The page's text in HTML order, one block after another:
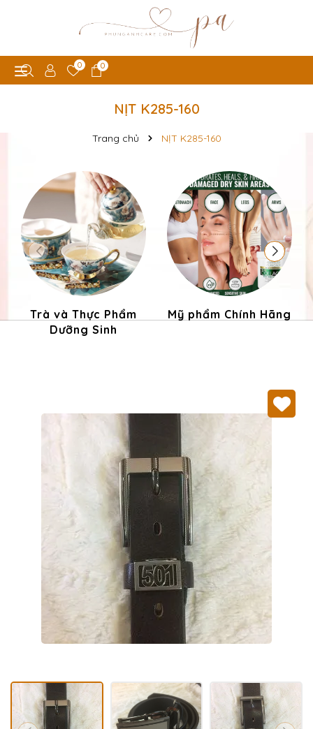
0 0
NỊT K285-160
Trang chủ NỊT K285-160
Trà và Thực Phẩm
Dưỡng Sinh
Mỹ phẩm Chính Hãng